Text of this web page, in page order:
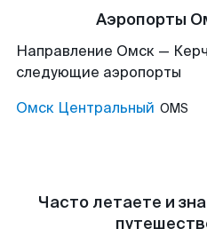
Аэропорты
Направление Омск —
следующие аэропорты
Омск Центральный OMS
Часто летаете и